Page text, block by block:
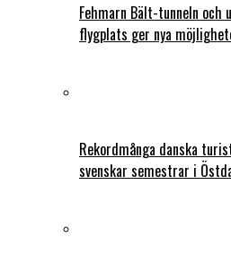
Fehmarn Bält-tunneln och
flygplats ger nya
Rekordmånga danska
svenskar semestrar i